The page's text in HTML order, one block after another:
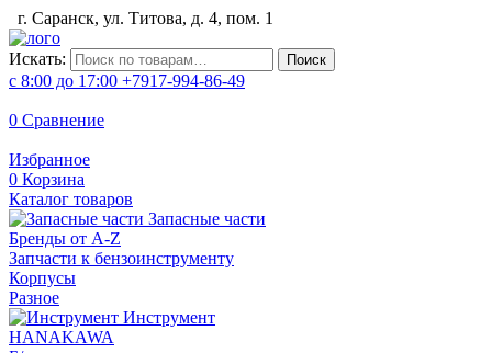
г. Саранск, ул. Титова, д. 4, пом. 1
Искать: Поиск
с 8:00 до 17:00 +7917-994-86-49
0 Сравнение
Избранное
0 Корзина
Каталог товаров
Запасные части
Бренды от A-Z
Запчасти к бензоинструменту
Корпусы
Разное
Инструмент
HANAKAWA